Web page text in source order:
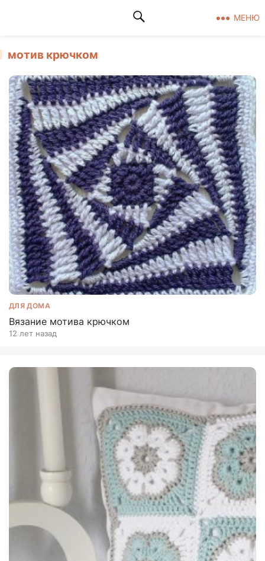
МЕНЮ
мотив крючком
ДЛЯ ДОМА
Вязание мотива крючком
12 лет назад